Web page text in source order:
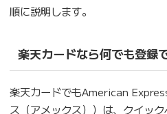
順に説明します。
楽天カードなら何でも登録
楽天カードでもAmerican
ス（アメックス））は、クイック